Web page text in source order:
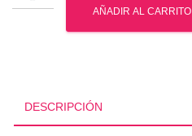
-
AÑADIR AL CARRITO
DESCRIPCIÓN